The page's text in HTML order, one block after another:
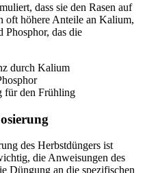
dass sie den Rasen auf
oft höhere Anteile an Kalium,
Phosphor, das die
durch Kalium
für den Frühling
des Herbstdüngers ist
die Anweisungen des
Düngung an die spezifischen